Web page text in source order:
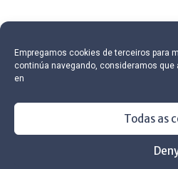
Empregamos cookies de terceiros para
continúa navegando, consideramos
en
Todas as